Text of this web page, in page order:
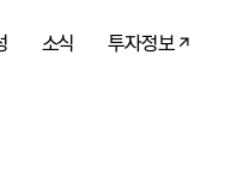
소식 투자정보